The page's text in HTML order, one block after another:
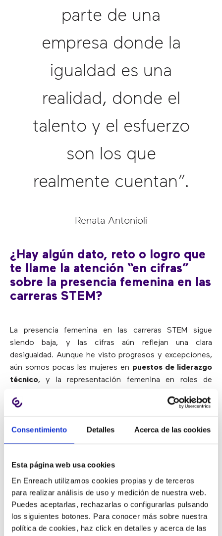
Consentimiento Detalles Acerca de las cookies
Esta página web usa cookies
En Enreach utilizamos cookies propias y de terceros
para realizar análisis de uso y medición de nuestra web.
Puedes aceptarlas, rechazarlas o configurarlas pulsando
los siguientes botones. Para conocer más sobre nuestra
política de cookies, haz click en detalles y acerca de las
parte de una
empresa donde la
igualdad es una
realidad, donde el
talento y el esfuerzo
son los que
realmente cuentan”.
Renata Antonioli
¿Hay algún dato, reto o logro que
te llame la atención “en cifras”
sobre la presencia femenina en las
carreras STEM?
La presencia femenina en las carreras STEM sigue
siendo baja, y las cifras aún reflejan una clara
desigualdad. Aunque he visto progresos y excepciones,
aún somos pocas las mujeres en puestos de liderazgo
técnico, y la representación femenina en roles de
las empresas se están transformando y las nuevas
exigirlo. No basta con abrir puertas; hay que asegurarse
¿Qué consejo darías a las jóvenes